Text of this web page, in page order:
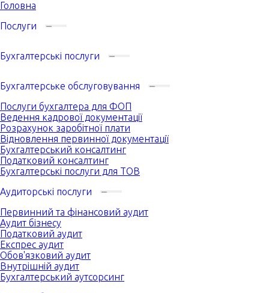
Головна
Послуги
Бухгалтерські послуги
Бухгалтерське обслуговування
Послуги бухгалтера для ФОП
Ведення кадрової документації
Розрахунок заробітної плати
Відновлення первинної документації
Бухгалтерський консалтинг
Податковий консалтинг
Бухгалтерські послуги для ТОВ
Аудиторські послуги
Первинний та фінансовий аудит
Аудит бізнесу
Податковий аудит
Експрес аудит
Обов'язковий аудит
Внутрішній аудит
Бухгалтерський аутсорсинг